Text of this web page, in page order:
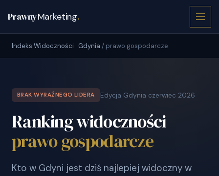
PrawnyMarketing.
Indeks Widoczności · Gdynia / prawo gospodarcze
BRAK WYRAŹNEGO LIDERA Edycja Gdynia czerwiec 2026
Ranking widoczności
prawo gospodarcze
Kto w Gdyni jest dziś najlepiej widoczny w